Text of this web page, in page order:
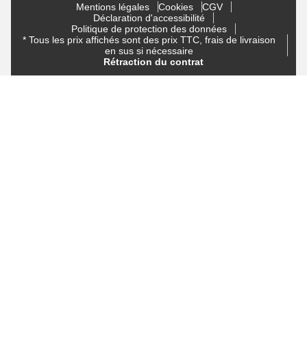
Mentions légales Cookies
CGV
Déclaration d'accessibilité
Politique de protection des données
* Tous les prix affichés sont des prix TTC, frais de livraison
en sus si nécessaire
Rétraction du contrat